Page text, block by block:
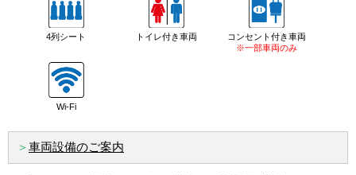
4列シート トイレ付き車両
コンセント付き車両
※一部車両のみ
Wi-Fi
＞ 車両設備のご案内